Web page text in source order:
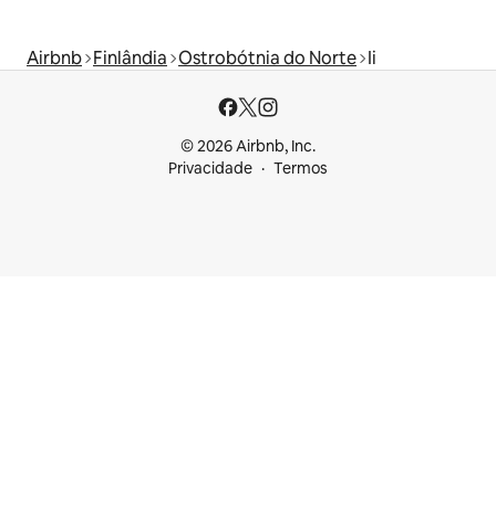
Airbnb Finlândia Ostrobótnia do Norte Ii
© 2026 Airbnb, Inc.
Privacidade
Termos